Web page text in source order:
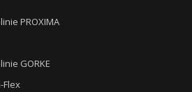
PROXIMA
GORKE
Flex